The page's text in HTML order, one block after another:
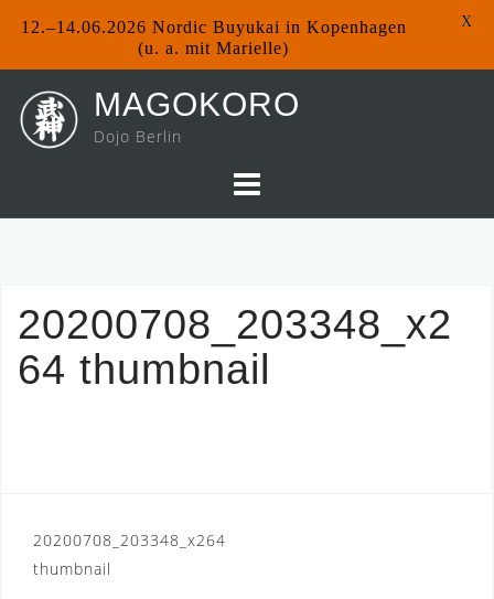
content
MAGOKORO
Dojo Berlin
20200708_203348_x2
64 thumbnail
Post
navigation
20200708_203348_x264
thumbnail
12.–14.06.2026 Nordic Buyukai in Kopenhagen
(u. a. mit Marielle)
X